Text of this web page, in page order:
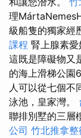
理
級船隻的獨家經
課程 腎上腺素
這既是障礙物又
的海上滑梯公園
人可以從七個不
泳池，皇家灣。
聯排別墅的三層
公司 竹北推拿整